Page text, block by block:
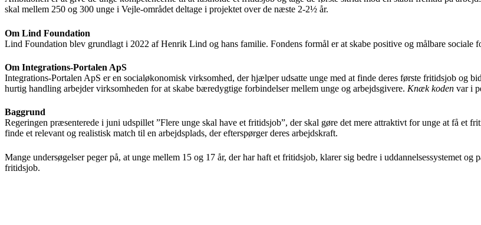
skal mellem 250 og 300 unge i Vejle-området deltage i projektet over de næste 2-2½ år.
Om Lind Foundation
Lind Foundation blev grundlagt i 2022 af Henrik Lind og hans familie. Fondens formål er at skabe positive og målbare sociale
Om Integrations-Portalen ApS
Integrations-Portalen ApS er en socialøkonomisk virksomhed, der hjælper udsatte unge med at finde deres første fritidsjob og
hurtig handling arbejder virksomheden for at skabe bæredygtige forbindelser mellem unge og arbejdsgivere. Knæk koden var i
Baggrund
Regeringen præsenterede i juni udspillet ”Flere unge skal have et fritidsjob”, der skal gøre det mere attraktivt for unge at få et
finde et relevant og realistisk match til en arbejdsplads, der efterspørger deres arbejdskraft.
Mange undersøgelser peger på, at unge mellem 15 og 17 år, der har haft et fritidsjob, klarer sig bedre i uddannelsessystemet
fritidsjob.